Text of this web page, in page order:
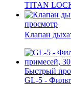
TITAN
просмотр
Клапан
Быстрый
GL-5 -